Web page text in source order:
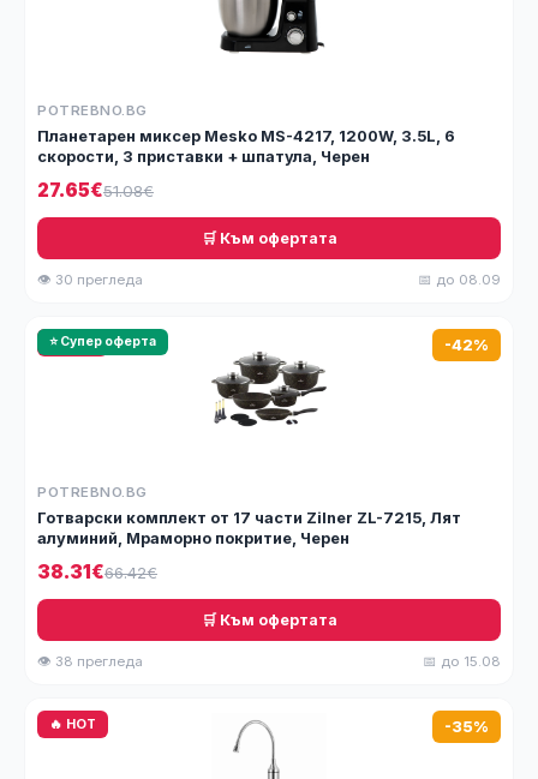
POTREBNO.BG
Планетарен миксер Mesko MS-4217, 1200W, 3.5L, 6
скорости, 3 приставки + шпатула, Черен
27.65€51.08€
🛒 Към офертата
👁 30 прегледа 📅 до 08.09
🔥 HOT
⭐ Супер оферта -42%
POTREBNO.BG
Готварски комплект от 17 части Zilner ZL-7215, Лят
алуминий, Мраморно покритие, Черен
38.31€66.42€
🛒 Към офертата
👁 38 прегледа 📅 до 15.08
🔥 HOT -35%